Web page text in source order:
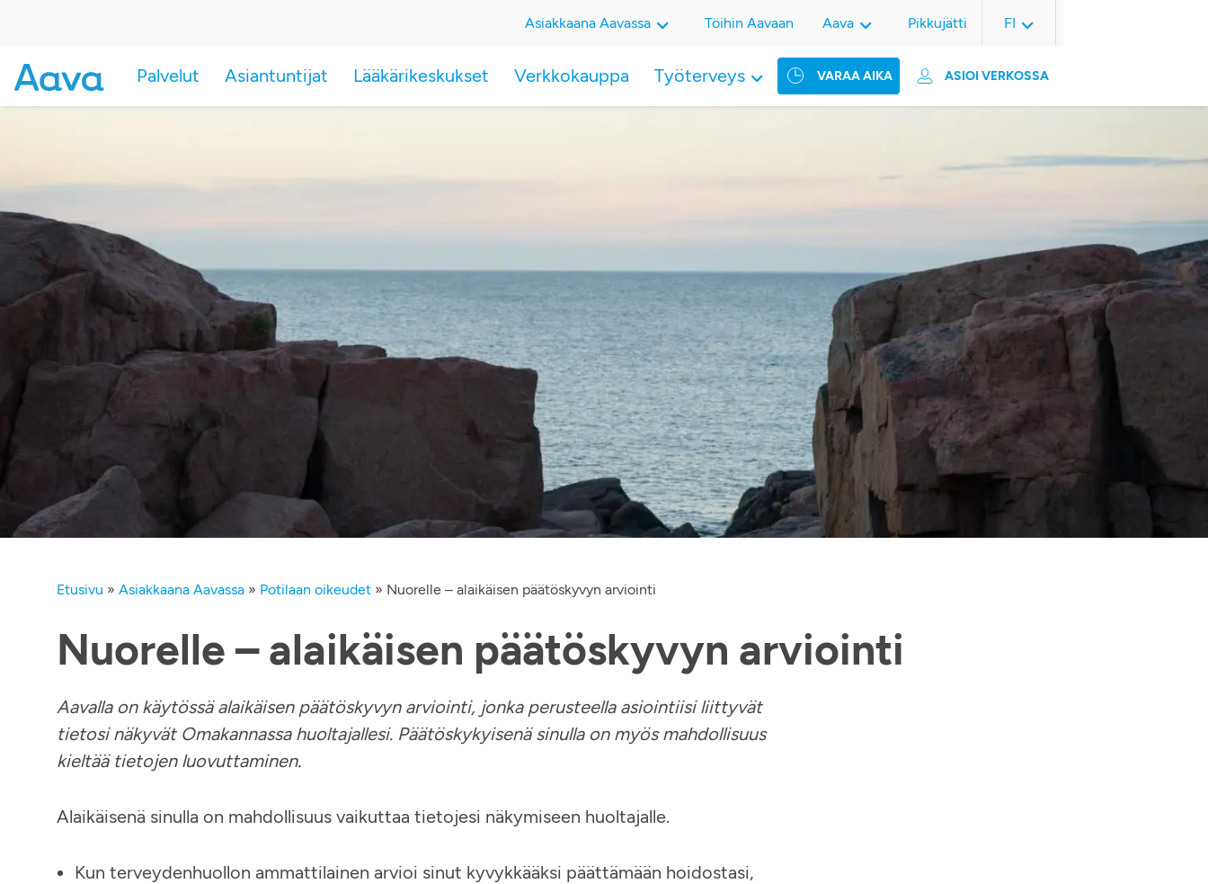
VARAA AIKA ASIOI VERKOSSA
Palvelut Asiantuntijat Lääkärikeskukset Verkkokauppa Työterveys
Asiakkaana Aavassa Töihin Aavaan Aava Pikkujätti FI
Etusivu » Asiakkaana Aavassa » Potilaan oikeudet » Nuorelle – alaikäisen päätöskyvyn arviointi
Nuorelle – alaikäisen päätöskyvyn arviointi
Aavalla on käytössä alaikäisen päätöskyvyn arviointi, jonka perusteella asiointiisi liittyvät
tietosi näkyvät Omakannassa huoltajallesi. Päätöskykyisenä sinulla on myös mahdollisuus
kieltää tietojen luovuttaminen.
Alaikäisenä sinulla on mahdollisuus vaikuttaa tietojesi näkymiseen huoltajalle.
Kun terveydenhuollon ammattilainen arvioi sinut kyvykkääksi päättämään hoidostasi,